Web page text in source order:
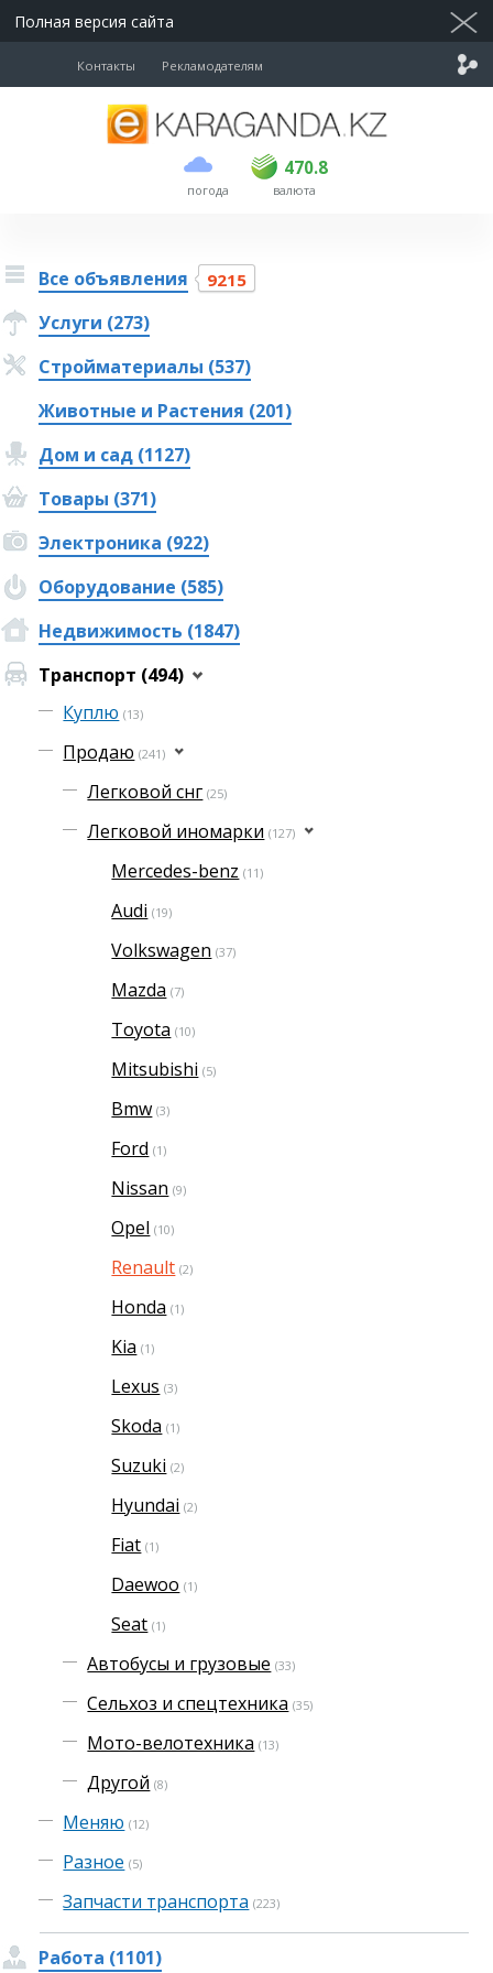
Полная версия сайта
Контакты Рекламодателям
погода
470.8
покупка продажа
USD 468.5 470.8
EUR валюта
Все объявления 9215
Услуги (273)
Стройматериалы (537)
Животные и Растения (201)
Дом и сад (1127)
Товары (371)
Электроника (922)
Оборудование (585)
Недвижимость (1847)
Транспорт (494)
Куплю (13)
Продаю (241)
Легковой снг (25)
Легковой иномарки (127)
Mercedes-benz (11)
Audi (19)
Volkswagen (37)
Mazda (7)
Toyota (10)
Mitsubishi (5)
Bmw (3)
Ford (1)
Nissan (9)
Opel (10)
Renault (2)
Honda (1)
Kia (1)
Lexus (3)
Skoda (1)
Suzuki (2)
Hyundai (2)
Fiat (1)
Daewoo (1)
Seat (1)
Автобусы и грузовые (33)
Сельхоз и спецтехника (35)
Мото-велотехника (13)
Другой (8)
Меняю (12)
Разное (5)
Запчасти транспорта (223)
Работа (1101)